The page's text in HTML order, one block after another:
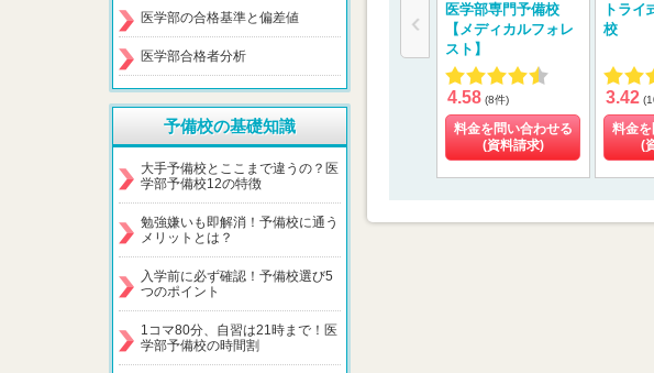
医学部専門予備校
【メディカルフォレ
スト】
4.58 (8件)
料金を問い合わせる
(資料請求)
トライ
校
3.42
料金
(
医学部の合格基準と偏差値
医学部合格者分析
予備校の基礎知識
大手予備校とここまで違うの？医
学部予備校12の特徴
勉強嫌いも即解消！予備校に通う
メリットとは？
入学前に必ず確認！予備校選び5
つのポイント
1コマ80分、自習は21時まで！医
学部予備校の時間割